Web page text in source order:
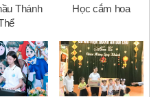
Thánh
Học cắm hoa